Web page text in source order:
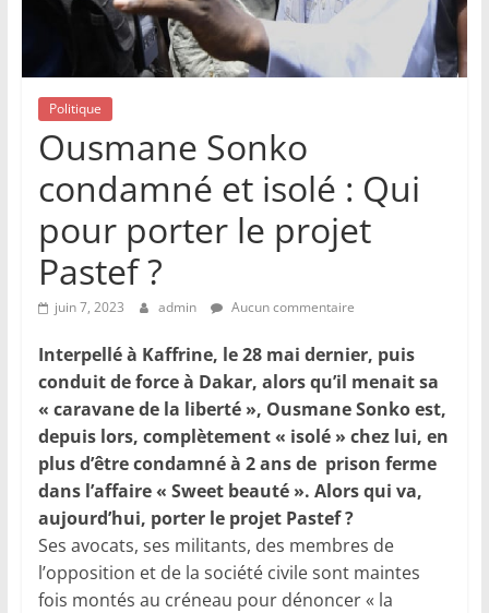
Politique
Ousmane Sonko
condamné et isolé : Qui
pour porter le projet
Pastef ?
juin 7, 2023 admin Aucun commentaire
Interpellé à Kaffrine, le 28 mai dernier, puis
conduit de force à Dakar, alors qu’il menait sa
« caravane de la liberté », Ousmane Sonko est,
depuis lors, complètement « isolé » chez lui, en
plus d’être condamné à 2 ans de prison ferme
dans l’affaire « Sweet beauté ». Alors qui va,
aujourd’hui, porter le projet Pastef ?
Ses avocats, ses militants, des membres de
l’opposition et de la société civile sont maintes
fois montés au créneau pour dénoncer « la